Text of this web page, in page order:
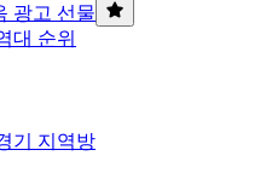
광고 선물
대 순위
기 지역방